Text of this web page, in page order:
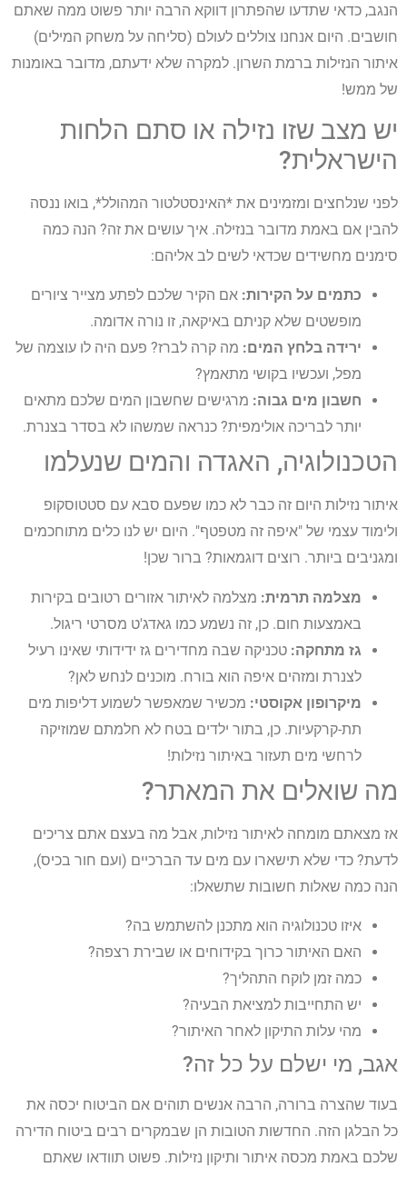
הנגב, כדאי שתדעו שהפתרון דווקא הרבה יותר פשוט ממה שאתם
חושבים. היום אנחנו צוללים לעולם (סליחה על משחק המילים)
איתור הנזילות ברמת השרון. למקרה שלא ידעתם, מדובר באומנות
של ממש!
יש מצב שזו נזילה או סתם הלחות
הישראלית?
לפני שנלחצים ומזמינים את *האינסטלטור המהולל*, בואו ננסה
להבין אם באמת מדובר בנזילה. איך עושים את זה? הנה כמה
סימנים מחשידים שכדאי לשים לב אליהם:
כתמים על הקירות: אם הקיר שלכם לפתע מצייר ציורים
מופשטים שלא קניתם באיקאה, זו נורה אדומה.
ירידה בלחץ המים: מה קרה לברז? פעם היה לו עוצמה של
מפל, ועכשיו בקושי מתאמץ?
חשבון מים גבוה: מרגישים שחשבון המים שלכם מתאים
יותר לבריכה אולימפית? כנראה שמשהו לא בסדר בצנרת.
הטכנולוגיה, האגדה והמים שנעלמו
איתור נזילות היום זה כבר לא כמו שפעם סבא עם סטטוסקופ
ולימוד עצמי של "איפה זה מטפטף". היום יש לנו כלים מתוחכמים
ומגניבים ביותר. רוצים דוגמאות? ברור שכן!
מצלמה תרמית: מצלמה לאיתור אזורים רטובים בקירות
באמצעות חום. כן, זה נשמע כמו גאדג'ט מסרטי ריגול.
גז מתחקה: טכניקה שבה מחדירים גז ידידותי שאינו רעיל
לצנרת ומזהים איפה הוא בורח. מוכנים לנחש לאן?
מיקרופון אקוסטי: מכשיר שמאפשר לשמוע דליפות מים
תת-קרקעיות. כן, בתור ילדים בטח לא חלמתם שמוזיקה
לרחשי מים תעזור באיתור נזילות!
מה שואלים את המאתר?
אז מצאתם מומחה לאיתור נזילות, אבל מה בעצם אתם צריכים
לדעת? כדי שלא תישארו עם מים עד הברכיים (ועם חור בכיס),
הנה כמה שאלות חשובות שתשאלו:
איזו טכנולוגיה הוא מתכנן להשתמש בה?
האם האיתור כרוך בקידוחים או שבירת רצפה?
כמה זמן לוקח התהליך?
יש התחייבות למציאת הבעיה?
מהי עלות התיקון לאחר האיתור?
אגב, מי ישלם על כל זה?
בעוד שהצרה ברורה, הרבה אנשים תוהים אם הביטוח יכסה את
כל הבלגן הזה. החדשות הטובות הן שבמקרים רבים ביטוח הדירה
שלכם באמת מכסה איתור ותיקון נזילות. פשוט תוודאו שאתם